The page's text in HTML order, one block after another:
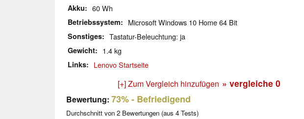
Akku 60 Wh
Betriebssystem Microsoft Windows 10 Home 64 Bit
Sonstiges Tastatur-Beleuchtung: ja
Gewicht 1.4 kg
Links Lenovo Startseite
[+] Zum Vergleich hinzufügen » vergleiche 0
Bewertung: 73%- Befriedigend
Durchschnitt von 2 Bewertungen (aus 4 Tests)